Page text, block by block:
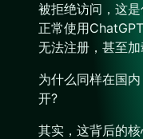
被拒绝访问，这
正常使用
无法注册，甚至加
为什么同样在国
开?
其实，这背后的